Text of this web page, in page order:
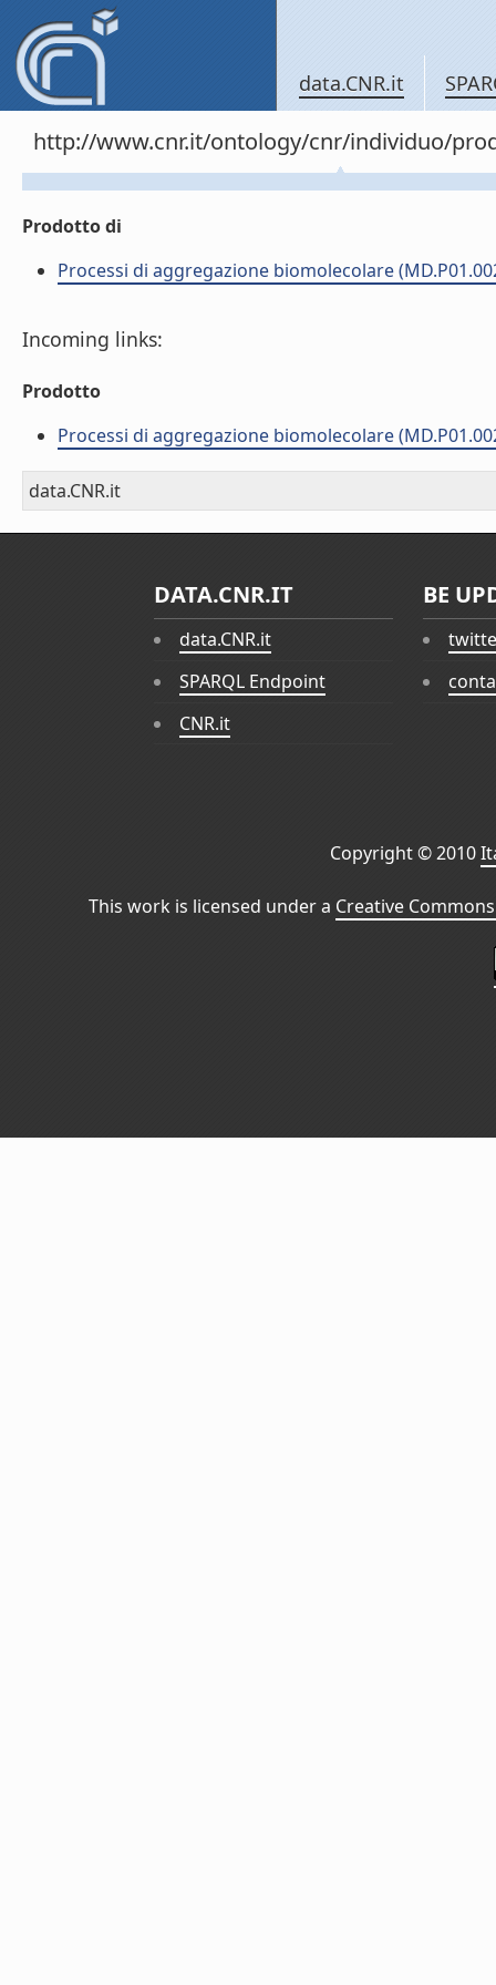
data.CNR.it
http://www.cnr.it/ontology/cnr/individuo/
Prodotto di
Processi di aggregazione biomolecolare
Incoming links:
Prodotto
Processi di aggregazione biomolecolare
data.CNR.it
DATA.CNR.IT
data.CNR.it
SPARQL Endpoint
CNR.it
BE
Copyright © 2010
This work is licensed under a Creative